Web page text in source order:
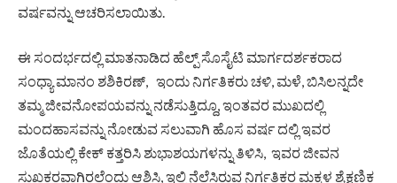
ವರ್ಷವನ್ನು ಆಚರಿಸಲಾಯಿತು.
ಈ ಸಂದರ್ಭದಲ್ಲಿ ಮಾತನಾಡಿದ ಹೆಲ್ಪ್ ಸೊಸೈಟಿ ಮಾರ್ಗದರ್ಶಕರಾದ
ಸಂಧ್ಯಾ ಮಾನಂ ಶಶಿಕಿರಣ್, ಇಂದು ನಿರ್ಗತಿಕರು ಚಳಿ, ಮಳೆ, ಬಿಸಿಲನ್ನದೇ
ತಮ್ಮ ಜೀವನೋಪಯವನ್ನು ನಡೆಸುತ್ತಿದ್ದೂ, ಇಂತವರ ಮುಖದಲ್ಲಿ
ಮಂದಹಾಸವನ್ನು ನೋಡುವ ಸಲುವಾಗಿ ಹೊಸ ವರ್ಷ ದಲ್ಲಿ ಇವರ
ಜೊತೆಯಲ್ಲಿ ಕೇಕ್ ಕತ್ತರಿಸಿ ಶುಭಾಶಯಗಳನ್ನು ತಿಳಿಸಿ, ಇವರ ಜೀವನ
ಸುಖಕರವಾಗಿರಲೆಂದು ಆಶಿಸಿ, ಇಲ್ಲಿ ನೆಲೆಸಿರುವ ನಿರ್ಗತಿಕರ ಮಕ್ಕಳ ಶೈಕ್ಷಣಿಕ